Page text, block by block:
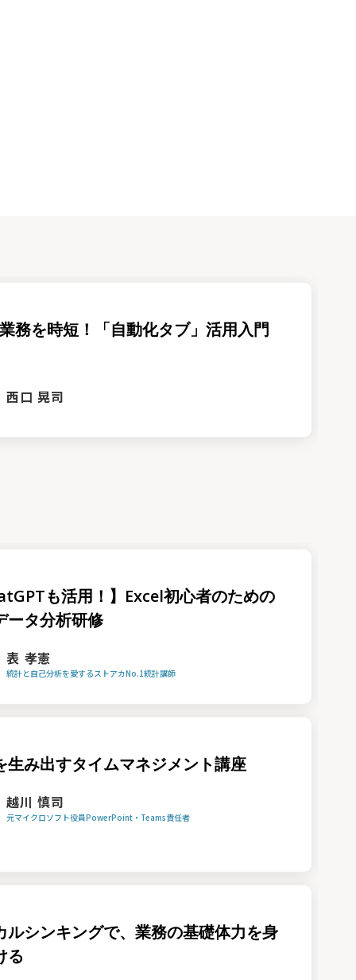
務を時短！「自動化タブ」活用入門
西口 晃司
も活用！】Excel初心者のための
ータ分析研修
表 孝憲
統計と自己分析を愛するストアカNo.1統計講師
生み出すタイムマネジメント講座
越川 慎司
元マイクロソフト役員PowerPoint・Teams責任者
ルシンキングで、業務の基礎体力を身
る